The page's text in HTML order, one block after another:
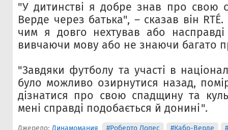
"У дитинстві я добре знав про свою
Верде через батька", – сказав він
чим я довго нехтував або
вивчаючи мову або не знаючи багато
"Завдяки футболу та участі в
було можливо озирнутися назад,
дізнатися про свою спадщину та
мені справді подобається й донині".
Джерело: Динамомания #Роберто Лопес #Кабо-Верде